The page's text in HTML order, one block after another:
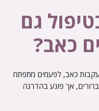
גם
כאב?
כאב, לפעמים מתפתח
אך פוגע בהדרגה